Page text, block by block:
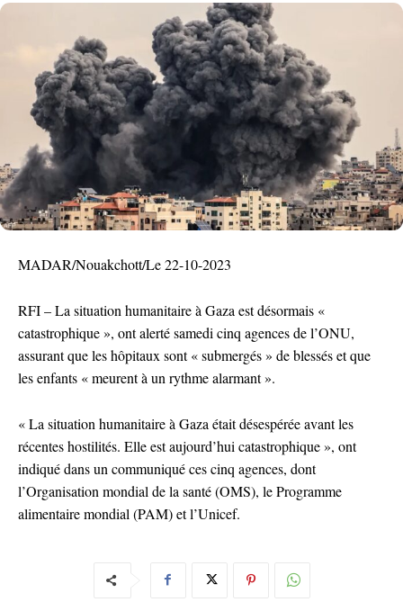
MADAR/Nouakchott/Le 22-10-2023
RFI – La situation humanitaire à Gaza est désormais «
catastrophique », ont alerté samedi cinq agences de l’ONU,
assurant que les hôpitaux sont « submergés » de blessés et que
les enfants « meurent à un rythme alarmant ».
« La situation humanitaire à Gaza était désespérée avant les
récentes hostilités. Elle est aujourd’hui catastrophique », ont
indiqué dans un communiqué ces cinq agences, dont
l’Organisation mondial de la santé (OMS), le Programme
alimentaire mondial (PAM) et l’Unicef.